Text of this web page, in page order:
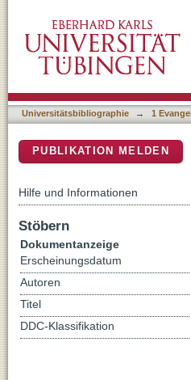
Universitätsbibliographie → 1
PUBLIKATION MELDEN
Hilfe und Informationen
Stöbern
Dokumentanzeige
Erscheinungsdatum
Autoren
Titel
DDC-Klassifikation